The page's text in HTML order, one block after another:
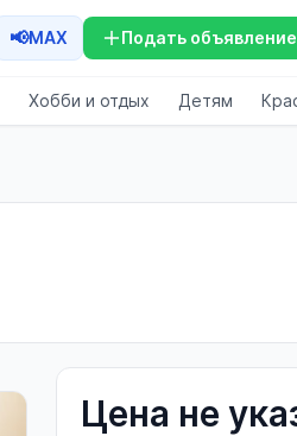
📢MAX Подать объявление
Хобби и отдых Детям
Цена не